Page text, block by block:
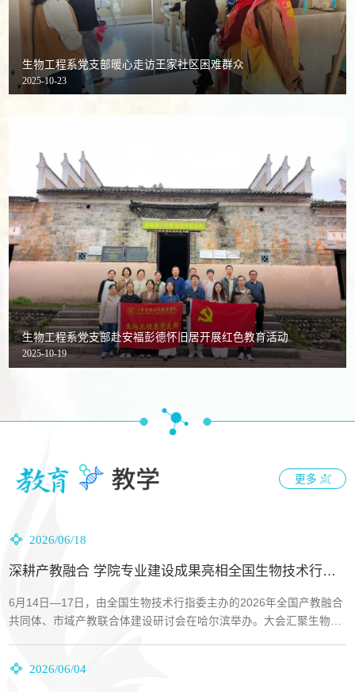
生物工程系党支部暖心走访王家社区困难群众
2025-10-23
生物工程系党支部赴安福彭德怀旧居开展红色教育活动
2025-10-19
更多
2026/06/18
深耕产教融合 学院专业建设成果亮相全国生物技术行业研讨会
6月14日—17日，由全国生物技术行指委主办的2026年全国产教融合
共同体、市域产教联合体建设研讨会在哈尔滨举办。大会汇聚生物技
2026/06/04